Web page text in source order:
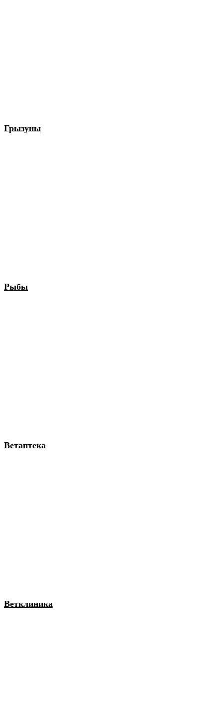
Грызуны
Рыбы
Ветаптека
Ветклиника